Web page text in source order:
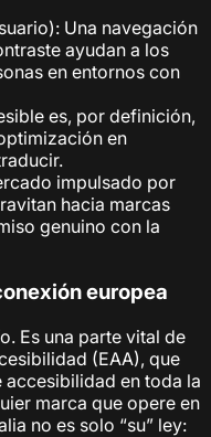
Una navegación
ayudan a los
en entornos con
es, por definición,
en
impulsado por
hacia marcas
genuino con la
europea
Es una parte vital de
(EAA), que
en toda la
marca que opere en
no es solo “su” ley: